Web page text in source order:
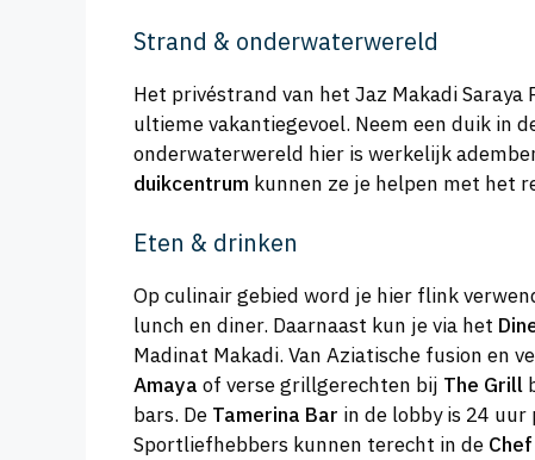
Strand & onderwaterwereld
Het privéstrand van het Jaz Makadi
ultieme vakantiegevoel. Neem een duik in
onderwaterwereld hier is werkelijk
duikcentrum kunnen ze je helpen met het
Eten & drinken
Op culinair gebied word je hier flink
lunch en diner. Daarnaast kun je via het
Madinat Makadi. Van Aziatische fusion en
Amaya of verse grillgerechten bij The Grill
bars. De Tamerina Bar in de lobby is 24 uur
Sportliefhebbers kunnen terecht in de